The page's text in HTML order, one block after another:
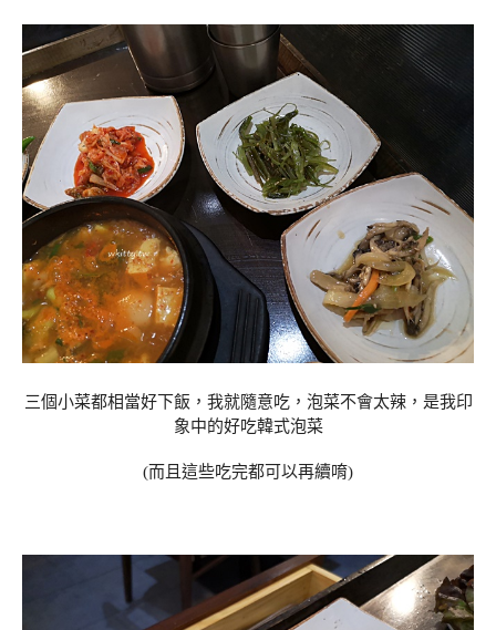
三個小菜都相當好下飯，我就隨意吃，泡菜不會太辣，是我印
象中的好吃韓式泡菜
(而且這些吃完都可以再續唷)